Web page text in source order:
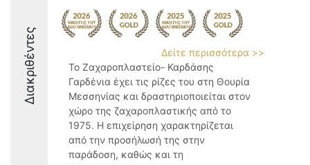
Διακριθέντες
Δείτε περισσότερα >>
Το Ζαχαροπλαστείο- Καρδάσης
Γαρδένια έχει τις ρίζες του στη Θουρία
Μεσσηνίας και δραστηριοποιείται στον
χώρο της ζαχαροπλαστικής από το
1975. Η επιχείρηση χαρακτηρίζεται
από την προσήλωσή της στην
παράδοση, καθώς και τη